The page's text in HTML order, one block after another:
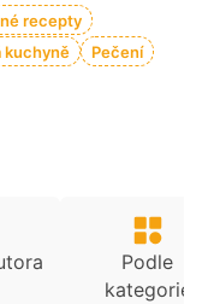
recepty
kuchyně
Pečení
Podle
kategorie